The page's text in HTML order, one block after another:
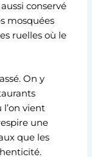
conservé
mosquées
ruelles où le
On y
vient
une
que les